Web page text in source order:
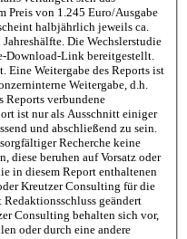
Preis von 1.245 Euro/Ausgabe
halbjährlich jeweils ca.
Die Wechslerstudie
Download-Link bereitgestellt.
Eine Weitergabe des Reports ist
Weitergabe, d.h.
Reports verbundene
ist nur als Ausschnitt einiger
und abschließend zu sein.
Recherche keine
diese beruhen auf Vorsatz oder
in diesem Report enthaltenen
Kreutzer Consulting für die
geändert
Consulting behalten sich vor,
oder durch eine andere